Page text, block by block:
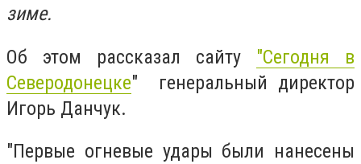
зиме.
Об этом рассказал сайту "Сегодня в
Северодонецке" генеральный директор
Игорь Данчук.
"Первые огневые удары были нанесены